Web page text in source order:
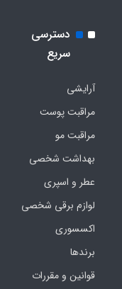
دسترسی
سریع
آرایشی
مراقبت پوست
مراقبت مو
بهداشت شخصی
عطر و اسپری
لوازم برقی شخصی
اکسسوری
برندها
قوانین و مقررات